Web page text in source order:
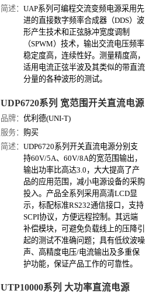
简述：UAP系列可编程交流变频电源采用先
进的直接数字频率合成器（DDS）波
形产生技术和正弦脉冲宽度调制
（SPWM）技术，输出交流电压频率
稳定度高，连续性好。测量精度高，
适用电流正弦半波及其类似的带直流
分量的各种波形的测试。
UDP6720系列 宽范围开关直流电源
品牌：优利德(UNI-T)
服务： 购买
简述：UDP6720系列开关直流电源分别支
持60V/5A、60V/8A的宽范围输出，
输出功率比高达3.0，大大提高了产
品的应用范围，减小电源设备的采购
投入。产品全系列采用高清LCD显
示，标配标准RS232通信接口，支持
SCPI协议，方便远程控制。其远端
补偿模块，可避免负载线上的压降引
起的测试不准确问题；具有低纹波噪
声、高精度电压/电流输出及多重保
护功能，保证产品工作的可靠性。
UTP10000系列 大功率直流电源